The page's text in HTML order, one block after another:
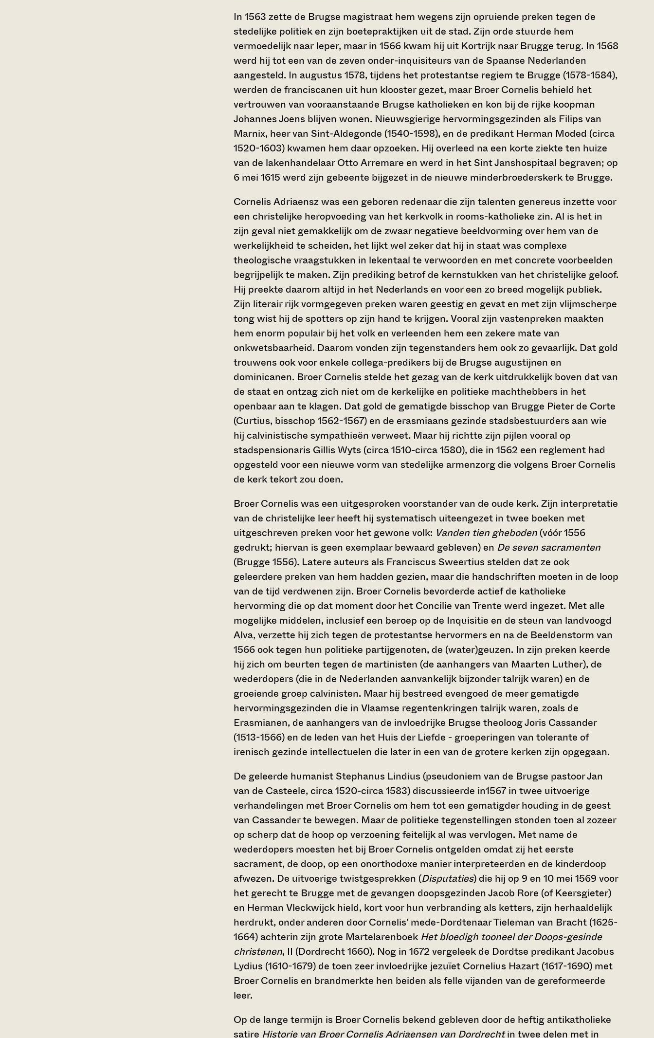
In 1563 zette de Brugse magistraat hem wegens zijn opruiende preken tegen de
stedelijke politiek en zijn boetepraktijken uit de stad. Zijn orde stuurde hem
vermoedelijk naar Ieper, maar in 1566 kwam hij uit Kortrijk naar Brugge terug. In 1568
werd hij tot een van de zeven onder-inquisiteurs van de Spaanse Nederlanden
aangesteld. In augustus 1578, tijdens het protestantse regiem te Brugge (1578-1584),
werden de franciscanen uit hun klooster gezet, maar Broer Cornelis behield het
vertrouwen van vooraanstaande Brugse katholieken en kon bij de rijke koopman
Johannes Joens blijven wonen. Nieuwsgierige hervormingsgezinden als Filips van
Marnix, heer van Sint-Aldegonde (1540-1598), en de predikant Herman Moded (circa
1520-1603) kwamen hem daar opzoeken. Hij overleed na een korte ziekte ten huize
van de lakenhandelaar Otto Arremare en werd in het Sint Janshospitaal begraven; op
6 mei 1615 werd zijn gebeente bijgezet in de nieuwe minderbroederskerk te Brugge.
Cornelis Adriaensz was een geboren redenaar die zijn talenten genereus inzette voor
een christelijke heropvoeding van het kerkvolk in rooms-katholieke zin. Al is het in
zijn geval niet gemakkelijk om de zwaar negatieve beeldvorming over hem van de
werkelijkheid te scheiden, het lijkt wel zeker dat hij in staat was complexe
theologische vraagstukken in lekentaal te verwoorden en met concrete voorbeelden
begrijpelijk te maken. Zijn prediking betrof de kernstukken van het christelijke geloof.
Hij preekte daarom altijd in het Nederlands en voor een zo breed mogelijk publiek.
Zijn literair rijk vormgegeven preken waren geestig en gevat en met zijn vlijmscherpe
tong wist hij de spotters op zijn hand te krijgen. Vooral zijn vastenpreken maakten
hem enorm populair bij het volk en verleenden hem een zekere mate van
onkwetsbaarheid. Daarom vonden zijn tegenstanders hem ook zo gevaarlijk. Dat gold
trouwens ook voor enkele collega-predikers bij de Brugse augustijnen en
dominicanen. Broer Cornelis stelde het gezag van de kerk uitdrukkelijk boven dat van
de staat en ontzag zich niet om de kerkelijke en politieke machthebbers in het
openbaar aan te klagen. Dat gold de gematigde bisschop van Brugge Pieter de Corte
(Curtius, bisschop 1562-1567) en de erasmiaans gezinde stadsbestuurders aan wie
hij calvinistische sympathieën verweet. Maar hij richtte zijn pijlen vooral op
stadspensionaris Gillis Wyts (circa 1510-circa 1580), die in 1562 een reglement had
opgesteld voor een nieuwe vorm van stedelijke armenzorg die volgens Broer Cornelis
de kerk tekort zou doen.
Broer Cornelis was een uitgesproken voorstander van de oude kerk. Zijn interpretatie
van de christelijke leer heeft hij systematisch uiteengezet in twee boeken met
uitgeschreven preken voor het gewone volk: Vanden tien gheboden (vóór 1556
gedrukt; hiervan is geen exemplaar bewaard gebleven) en De seven sacramenten
(Brugge 1556). Latere auteurs als Franciscus Sweertius stelden dat ze ook
geleerdere preken van hem hadden gezien, maar die handschriften moeten in de loop
van de tijd verdwenen zijn. Broer Cornelis bevorderde actief de katholieke
hervorming die op dat moment door het Concilie van Trente werd ingezet. Met alle
mogelijke middelen, inclusief een beroep op de Inquisitie en de steun van landvoogd
Alva, verzette hij zich tegen de protestantse hervormers en na de Beeldenstorm van
1566 ook tegen hun politieke partijgenoten, de (water)geuzen. In zijn preken keerde
hij zich om beurten tegen de martinisten (de aanhangers van Maarten Luther), de
wederdopers (die in de Nederlanden aanvankelijk bijzonder talrijk waren) en de
groeiende groep calvinisten. Maar hij bestreed evengoed de meer gematigde
hervormingsgezinden die in Vlaamse regentenkringen talrijk waren, zoals de
Erasmianen, de aanhangers van de invloedrijke Brugse theoloog Joris Cassander
(1513-1566) en de leden van het Huis der Liefde - groeperingen van tolerante of
irenisch gezinde intellectuelen die later in een van de grotere kerken zijn opgegaan.
De geleerde humanist Stephanus Lindius (pseudoniem van de Brugse pastoor Jan
van de Casteele, circa 1520-circa 1583) discussieerde in1567 in twee uitvoerige
verhandelingen met Broer Cornelis om hem tot een gematigder houding in de geest
van Cassander te bewegen. Maar de politieke tegenstellingen stonden toen al zozeer
op scherp dat de hoop op verzoening feitelijk al was vervlogen. Met name de
wederdopers moesten het bij Broer Cornelis ontgelden omdat zij het eerste
sacrament, de doop, op een onorthodoxe manier interpreteerden en de kinderdoop
afwezen. De uitvoerige twistgesprekken (Disputaties) die hij op 9 en 10 mei 1569 voor
het gerecht te Brugge met de gevangen doopsgezinden Jacob Rore (of Keersgieter)
en Herman Vleckwijck hield, kort voor hun verbranding als ketters, zijn herhaaldelijk
herdrukt, onder anderen door Cornelis' mede-Dordtenaar Tieleman van Bracht (1625-
1664) achterin zijn grote Martelarenboek Het bloedigh tooneel der Doops-gesinde
christenen, II (Dordrecht 1660). Nog in 1672 vergeleek de Dordtse predikant Jacobus
Lydius (1610-1679) de toen zeer invloedrijke jezuïet Cornelius Hazart (1617-1690) met
Broer Cornelis en brandmerkte hen beiden als felle vijanden van de gereformeerde
leer.
Op de lange termijn is Broer Cornelis bekend gebleven door de heftig antikatholieke
satire Historie van Broer Cornelis Adriaensen van Dordrechtin twee delen met in